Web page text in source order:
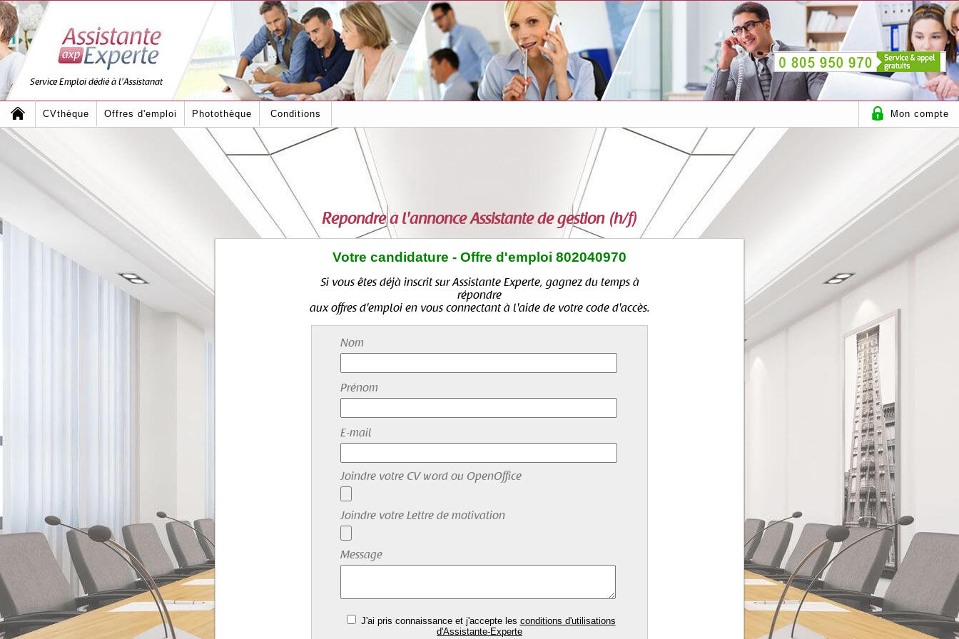
Service Emploi dédié à l'Assistanat
CVthèque Offres d'emploi Photothèque Conditions Mon compte
Répondre à l'annonceAssistante de gestion (h/f)
Votre candidature - Offre d'emploi 802040970
Si vous êtes déjà inscrit sur Assistante Experte, gagnez du temps à
répondre
aux offres d'emploi en vous connectant à l'aide de votre code d'accès.
Nom
Prénom
E-mail
Joindre votre CV word ou OpenOffice
Joindre votre Lettre de motivation
Message
J'ai pris connaissance et j'accepte les conditions d'utilisations
d'Assistante-Experte